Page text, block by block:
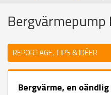
REPORTAGE, TIPS & IDÉER
Bergvärme, en